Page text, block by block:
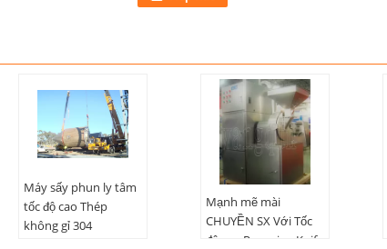
Máy sấy phun ly tâm
tốc độ cao Thép
không gỉ 304
Mạnh mẽ mài
CHUYỀN SX Với Tốc
độ cao Revoving Knife